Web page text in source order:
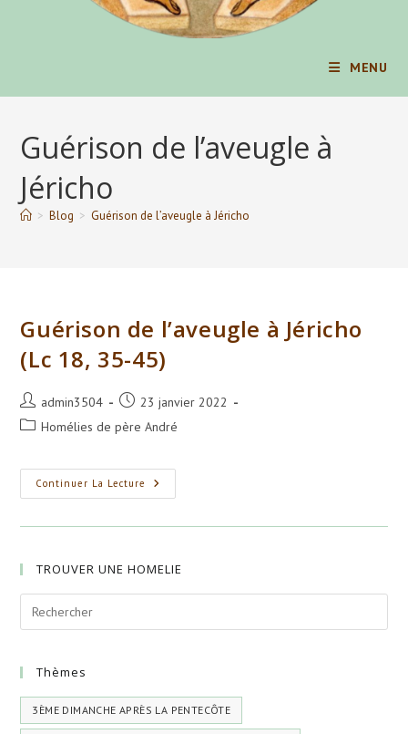
MENU
Guérison de l’aveugle à
Jéricho
> Blog > Guérison de l’aveugle à Jéricho
Guérison de l’aveugle à Jéricho
(Lc 18, 35-45)
Auteur/autrice
de
admin3504
Publication
publiée :
23 janvier 2022
PostHomélies de père André
Continuer La Lecture Guérison
De
À
35-
TROUVER UNE HOMELIE
Thèmes
3ÈME DIMANCHE APRÈS LA PENTECÔTE